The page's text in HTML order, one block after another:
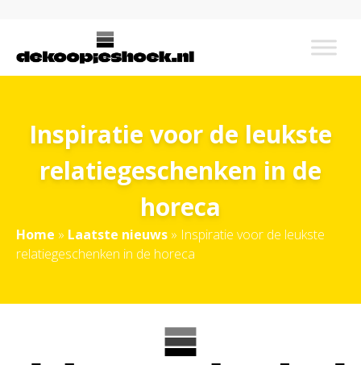
Inspiratie voor de leukste
relatiegeschenken in de
horeca
Home » Laatste nieuws » Inspiratie voor de leukste
relatiegeschenken in de horeca